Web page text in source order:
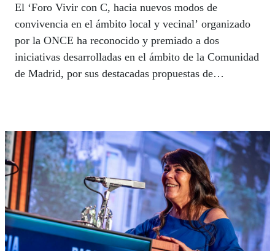
El ‘Foro Vivir con C, hacia nuevos modos de
convivencia en el ámbito local y vecinal’ organizado
por la ONCE ha reconocido y premiado a dos
iniciativas desarrolladas en el ámbito de la Comunidad
de Madrid, por sus destacadas propuestas de